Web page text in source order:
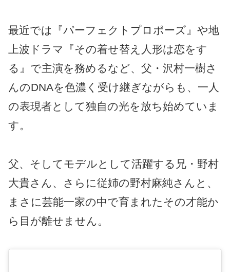
最近では『パーフェクトプロポーズ』や地
上波ドラマ『その着せ替え人形は恋をす
る』で主演を務めるなど、父・沢村一樹さ
んのDNAを色濃く受け継ぎながらも、一人
の表現者として独自の光を放ち始めていま
す。
父、そしてモデルとして活躍する兄・野村
大貴さん、さらに従姉の野村麻純さんと、
まさに芸能一家の中で育まれたその才能か
ら目が離せません。